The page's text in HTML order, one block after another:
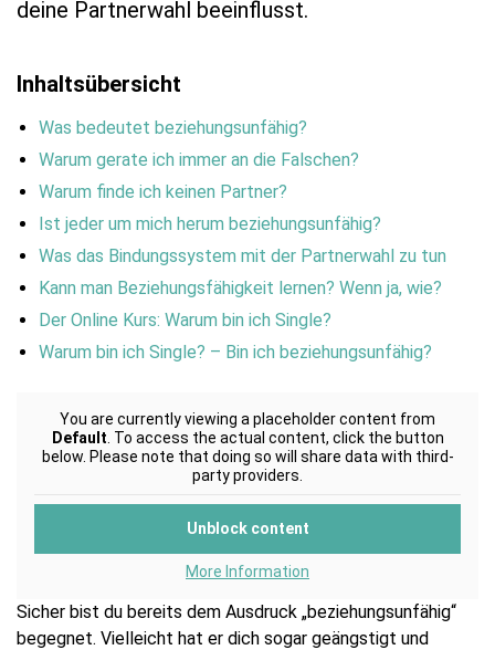
deine Partnerwahl beeinflusst.
Inhaltsübersicht
Was bedeutet beziehungsunfähig?
Warum gerate ich immer an die Falschen?
Warum finde ich keinen Partner?
Ist jeder um mich herum beziehungsunfähig?
Was das Bindungssystem mit der Partnerwahl zu tun
Kann man Beziehungs­fähigkeit lernen? Wenn ja, wie?
Der Online Kurs: Warum bin ich Single?
Warum bin ich Single? – Bin ich beziehungsunfähig?
You are currently viewing a placeholder content from
Default . To access the actual content, click the button
below. Please note that doing so will share data with third-
party providers.
Unblock content
More Information
Sicher bist du bereits dem Ausdruck „beziehungsunfähig“
begegnet. Vielleicht hat er dich sogar geängstigt und